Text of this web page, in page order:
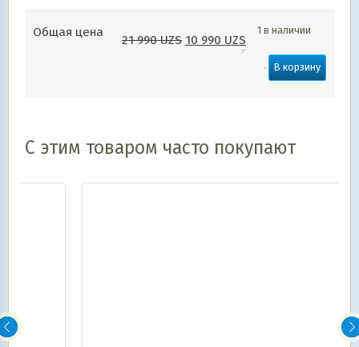
Общая цена
21 990UZS 10 990 UZS
1 в наличии
В корзину
С этим товаром часто покупают